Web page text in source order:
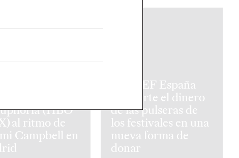
(HBO
al ritmo de
Campbell en
UNICEF España
convierte el dinero
de las pulseras de
los festivales en una
nueva forma de
donar